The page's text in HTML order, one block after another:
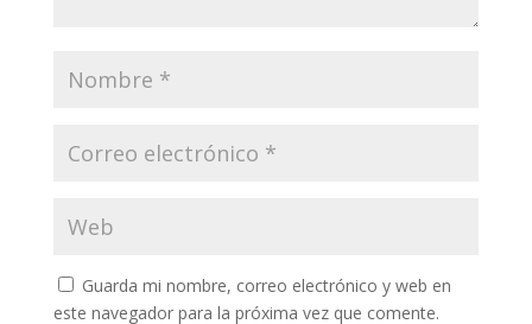
Guarda mi nombre, correo electrónico y web en
este navegador para la próxima vez que comente.